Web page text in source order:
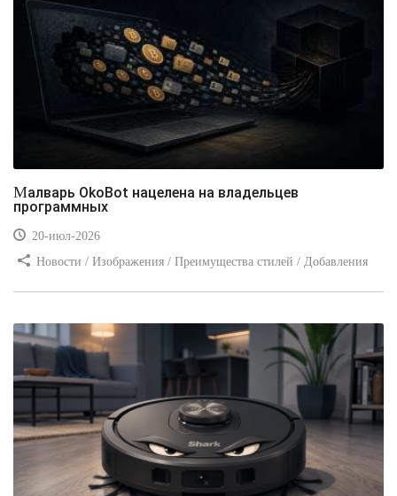
Малварь OkoBot нацелена на владельцев
программных
20-июл-2026
Новости / Изображения / Преимущества стилей / Добавления